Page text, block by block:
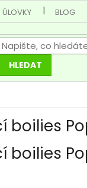
ÚLOVKY BLOG
HLEDAT
boilies
boilies